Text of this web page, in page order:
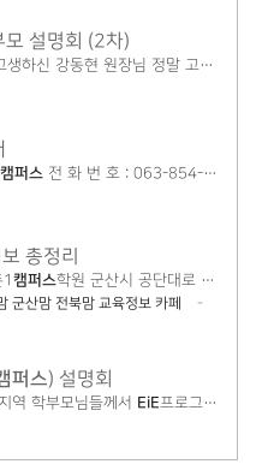
모 설명회 (2차)
설명회를 준비하시느라 고생하신 강동현 원장님 정말 고생하셨습니다. 격려와 조언을 하러 와주신
캠퍼스 전 화 번 호 : 063-854-6667 소 개 :
총정리
캠퍼스학원 군산시 공단대로 54 063-911-7942 군산시 YBM잉글루영어영재어학원... 고려e스쿨군산
군산맘 전북맘 교육정보 카페
-
퍼스) 설명회
지역 학부모님들께서 EiE프로그램에 대한 강한 신뢰와 기대를 가지게하는 시간이였습니다. 강연회를 열심히 준비하신